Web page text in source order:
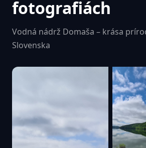
fotografiách
Vodná nádrž Domaša – krása
Slovenska